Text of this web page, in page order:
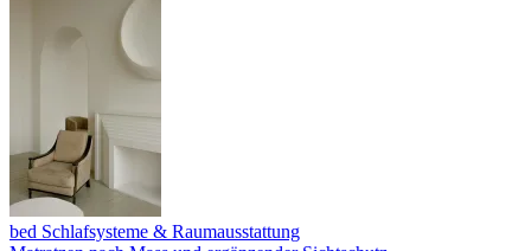
bed Schlafsysteme & Raumausstattung